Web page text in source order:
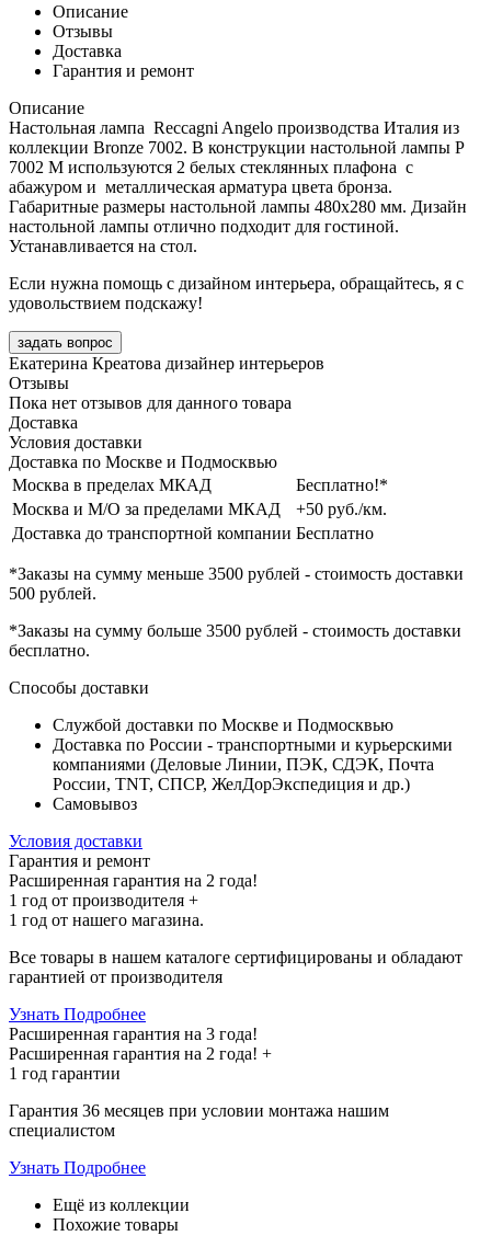
Описание
Отзывы
Доставка
Гарантия и ремонт
Описание
Настольная лампа Reccagni Angelo производства Италия из
коллекции Bronze 7002. В конструкции настольной лампы P
7002 M используются 2 белых стеклянных плафона с
абажуром и металлическая арматура цвета бронза.
Габаритные размеры настольной лампы 480x280 мм. Дизайн
настольной лампы отлично подходит для гостиной.
Устанавливается на стол.
Если нужна помощь с дизайном интерьера, обращайтесь, я с
удовольствием подскажу!
задать вопрос
Екатерина Креатова дизайнер интерьеров
Отзывы
Пока нет отзывов для данного товара
Доставка
Условия доставки
Доставка по Москве и Подмосквью
Москва в пределах МКАД
Бесплатно!*
Москва и М/О за пределами МКАД
+50 руб./км.
Доставка до транспортной компании Бесплатно
*Заказы на сумму меньше 3500 рублей - стоимость доставки
500 рублей.
*Заказы на сумму больше 3500 рублей - стоимость доставки
бесплатно.
Способы доставки
Службой доставки по Москве и Подмосквью
Доставка по России - транспортными и курьерскими
компаниями (Деловые Линии, ПЭК, СДЭК, Почта
России, TNT, СПСР, ЖелДорЭкспедиция и др.)
Самовывоз
Условия доставки
Гарантия и ремонт
Расширенная гарантия на 2 года!
1 год от производителя +
1 год от нашего магазина.
Все товары в нашем каталоге сертифицированы и обладают
гарантией от производителя
Узнать Подробнее
Расширенная гарантия на 3 года!
Расширенная гарантия на 2 года! +
1 год гарантии
Гарантия 36 месяцев при условии монтажа нашим
специалистом
Узнать Подробнее
Ещё из коллекции
Похожие товары